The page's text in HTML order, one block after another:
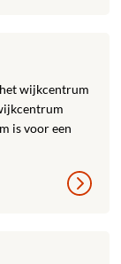
wijkcentrum
is voor een